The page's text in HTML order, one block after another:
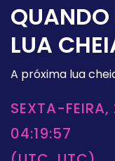
LUA
A próxima lua
SEXTA-
04:19:57